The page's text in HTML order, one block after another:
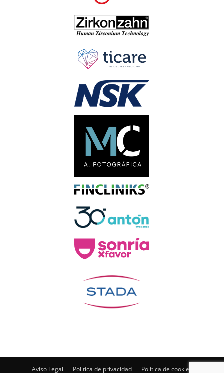
Aviso Legal Politica de privacidad Politica de cookies